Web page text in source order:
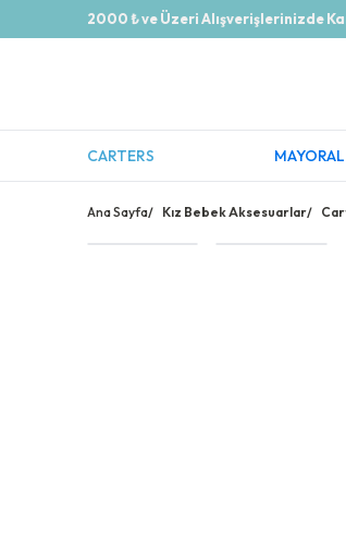
2000 ₺ ve Üzeri Alışverişlerinizde
CARTERS MAYORAL
Ana Sayfa/ Kız Bebek Aksesuarlar/